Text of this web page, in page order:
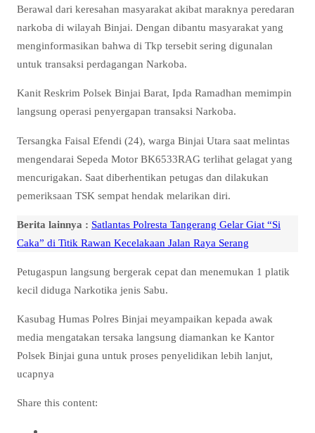
Berawal dari keresahan masyarakat akibat maraknya peredaran
narkoba di wilayah Binjai. Dengan dibantu masyarakat yang
menginformasikan bahwa di Tkp tersebit sering digunalan
untuk transaksi perdagangan Narkoba.
Kanit Reskrim Polsek Binjai Barat, Ipda Ramadhan memimpin
langsung operasi penyergapan transaksi Narkoba.
Tersangka Faisal Efendi (24), warga Binjai Utara saat melintas
mengendarai Sepeda Motor BK6533RAG terlihat gelagat yang
mencurigakan. Saat diberhentikan petugas dan dilakukan
pemeriksaan TSK sempat hendak melarikan diri.
Berita lainnya : Satlantas Polresta Tangerang Gelar Giat “Si
Caka” di Titik Rawan Kecelakaan Jalan Raya Serang
Petugaspun langsung bergerak cepat dan menemukan 1 platik
kecil diduga Narkotika jenis Sabu.
Kasubag Humas Polres Binjai meyampaikan kepada awak
media mengatakan tersaka langsung diamankan ke Kantor
Polsek Binjai guna untuk proses penyelidikan lebih lanjut,
ucapnya
Share this content: